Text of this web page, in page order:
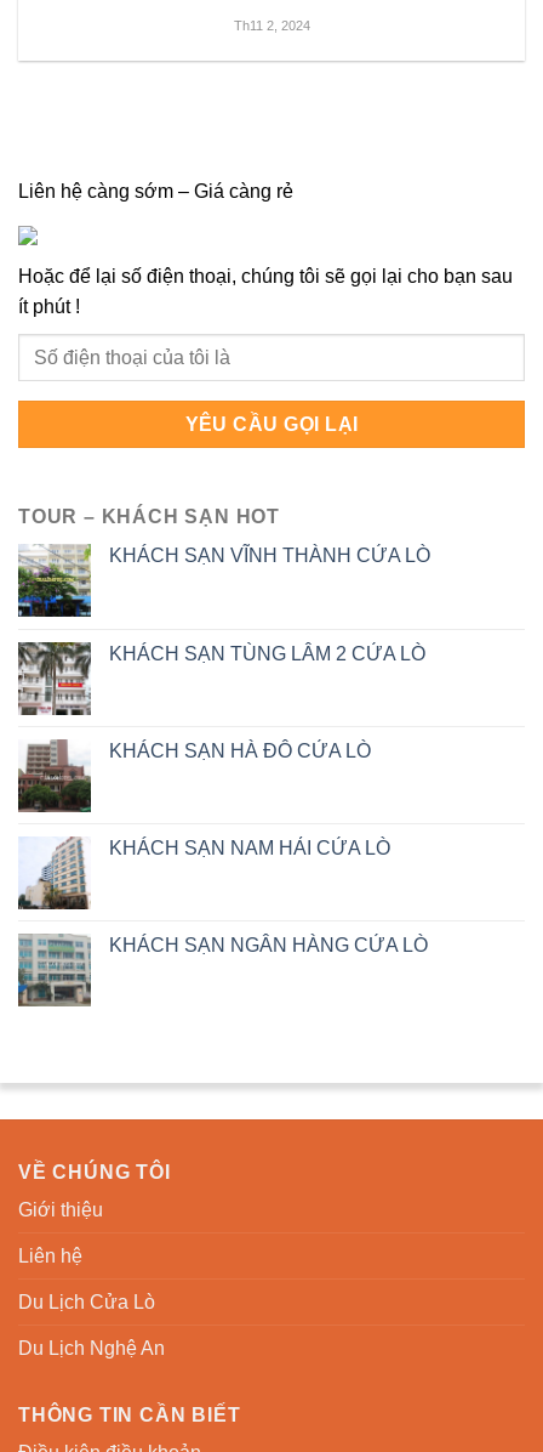
Th11 2, 2024
Liên hệ càng sớm – Giá càng rẻ
Hoặc để lại số điện thoại, chúng tôi sẽ gọi lại cho bạn sau
ít phút !
TOUR – KHÁCH SẠN HOT
KHÁCH SẠN VĨNH THÀNH CỬA LÒ
KHÁCH SẠN TÙNG LÂM 2 CỬA LÒ
KHÁCH SẠN HÀ ĐÔ CỬA LÒ
KHÁCH SẠN NAM HẢI CỬA LÒ
KHÁCH SẠN NGÂN HÀNG CỬA LÒ
VỀ CHÚNG TÔI
Giới thiệu
Liên hệ
Du Lịch Cửa Lò
Du Lịch Nghệ An
THÔNG TIN CẦN BIẾT